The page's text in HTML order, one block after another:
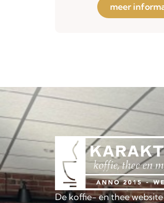
meer
De koffie- en thee